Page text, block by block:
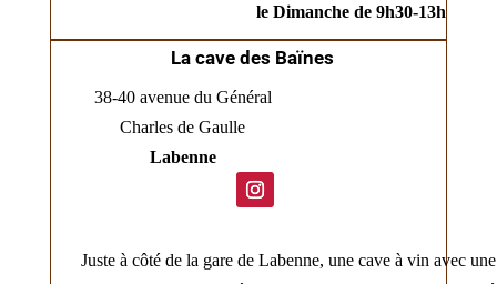
le Dimanche de 9h30-13h
La cave des Baïnes
38-40 avenue du Général
Charles de Gaulle
Labenne
Juste à côté de la gare de Labenne, une cave à vin avec